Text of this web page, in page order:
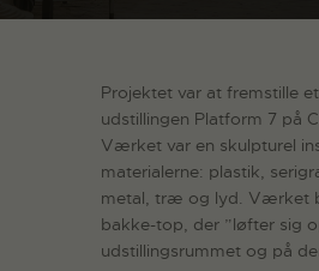
Projektet var at fremstille
udstillingen Platform 7 på
Værket var en skulpturel
materialerne: plastik,
metal, træ og lyd. Værket
bakke-top, der ”løfter sig
udstillingsrummet og på